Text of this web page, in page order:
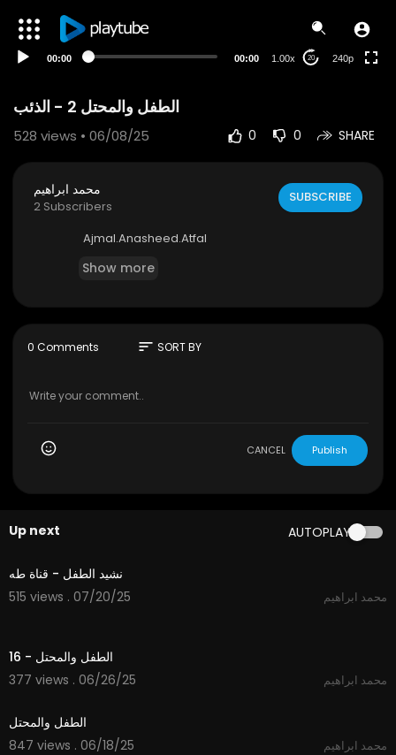
00:00 00:00 1.00x 20 240p
الطفل والمحتل 2 - الذئب
528 views • 06/08/25 0 0 SHARE
محمد ابراهيم
2 Subscribers
SUBSCRIBE
Ajmal.Anasheed.Atfal
Show more
0 Comments sort SORT BY
CANCEL Publish
Up next AUTOPLAY
2:48
نشيد الطفل - قناة طه
515 views . 07/20/25
محمد ابراهيم
الطفل والمحتل - 16
377 views . 06/26/25
محمد ابراهيم
الطفل والمحتل
847 views . 06/18/25
محمد ابراهيم